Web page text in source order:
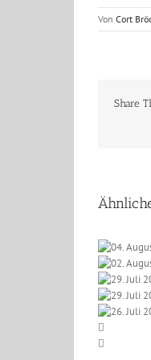
Von Cort
Share